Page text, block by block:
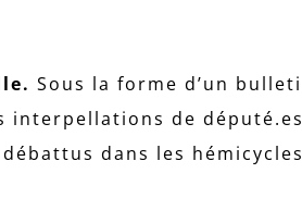
Sous la forme d’un
de
dans les